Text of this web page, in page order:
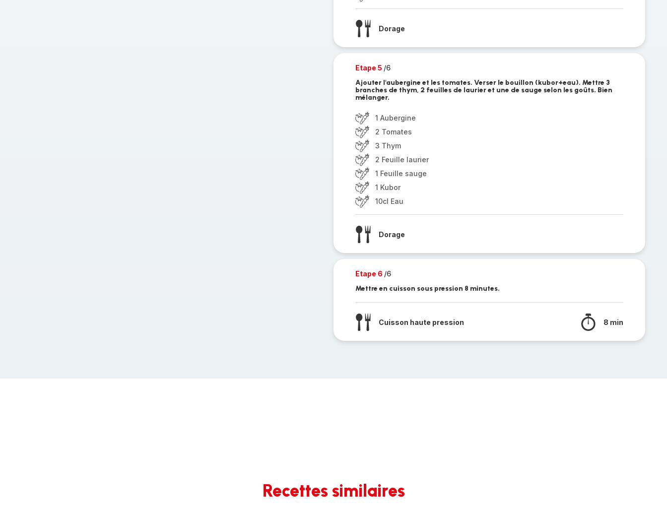
Dorage
Etape 5 /6
Ajouter l'aubergine et les tomates. Verser le bouillon (kubor+eau). Mettre 3
branches de thym, 2 feuilles de laurier et une de sauge selon les goûts. Bien
mélanger.
1 Aubergine
2 Tomates
3 Thym
2 Feuille laurier
1 Feuille sauge
1 Kubor
10cl Eau
Dorage
Etape 6 /6
Mettre en cuisson sous pression 8 minutes.
Cuisson haute pression 8 min
Recettes similaires